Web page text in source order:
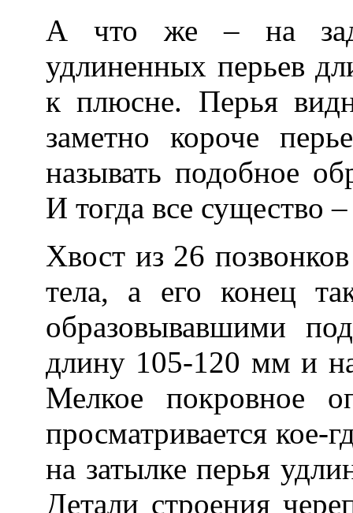
А что же – на
удлиненных перьев
к плюсне. Перья
заметно короче
называть подобное
И тогда все существо
Хвост из 26
тела, а его конец
образовывавшими
длину 105-120 мм и
Мелкое покровное
просматривается кое-
на затылке перья
Детали строения